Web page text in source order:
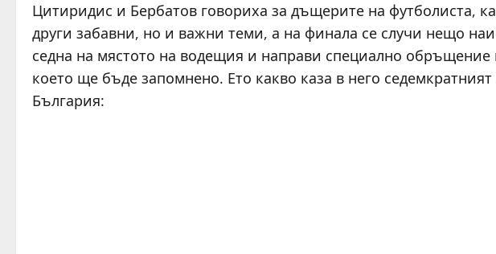
Цитиридис и Бербатов говориха за дъщерите на футболиста,
други забавни, но и важни теми, а на финала се случи нещо
седна на мястото на водещия и направи специално
което ще бъде запомнено. Ето какво каза в него
България: